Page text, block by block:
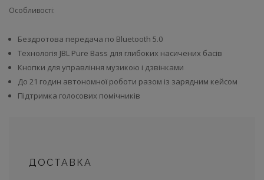
Особливості:
Бездротова передача по Bluetooth 5.0
Технологія JBL Pure Bass для глибоких насичених басів
Кнопки для управління музикою і дзвінками
До 21 годин автономної роботи разом із зарядним кейсом
Підтримка голосових помічників
ДОСТАВКА